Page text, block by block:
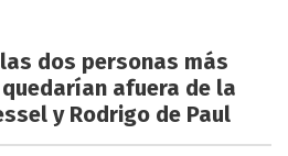
dos personas más
afuera de la
y Rodrigo de Paul